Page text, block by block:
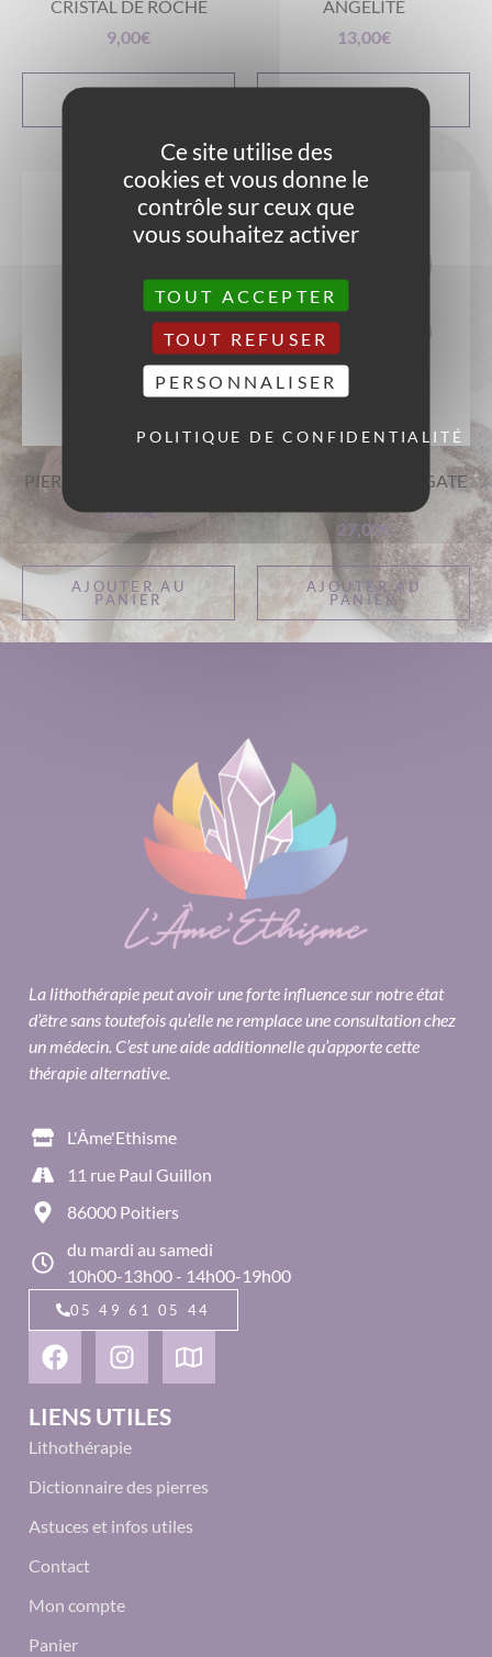
CRISTAL DE ROCHE
9,00€
AJOUTER AU
ANGÉLITE
13,00€
AJOUTER AU
PIERRES ROULÉES AMBRE
15,00€
AJOUTER AU
PANIER
PIERRES ROULÉES AGATE
27,00€
AJOUTER AU
PANIER
La lithothérapie peut avoir une forte influence sur notre état
d’être sans toutefois qu’elle ne remplace une consultation chez
un médecin. C’est une aide additionnelle qu’apporte cette
thérapie alternative.
L'Âme'Ethisme
11 rue Paul Guillon
86000 Poitiers
du mardi au samedi
10h00-13h00 - 14h00-19h00
05 49 61 05 44
LIENS UTILES
Lithothérapie
Dictionnaire des pierres
Astuces et infos utiles
Contact
Mon compte
Panier
Ce site utilise des
cookies et vous donne le
contrôle sur ceux que
vous souhaitez activer
TOUT ACCEPTER
TOUT REFUSER
PERSONNALISER
POLITIQUE DE CONFIDENTIALITÉ